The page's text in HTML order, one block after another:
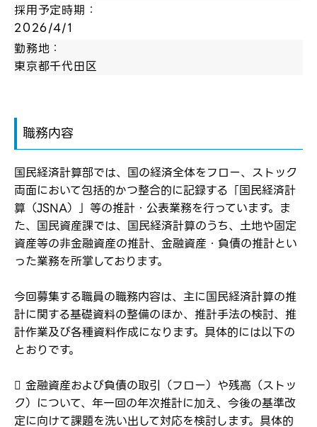
採用予定時期：
2026/4/1
勤務地：
東京都千代田区
職務内容
国民経済計算部では、国の経済全体をフロー、ストック
両面において包括的かつ整合的に記録する「国民経済計
算（JSNA）」等の推計・公表業務を行っています。ま
た、国民資産課では、国民経済計算のうち、土地や固定
資産等の非金融資産の推計、金融資産・負債の推計とい
った業務を所掌しております。
今回募集する職員の職務内容は、主に国民経済計算の推
計に関する基礎資料の整備のほか、推計手法の検討、推
計作業及び各種資料作成になります。具体的には以下の
とおりです。
 金融資産および負債の取引（フロー）や残高（ストッ
ク）について、年一回の年次推計に加え、今後の基準改
定に向けて課題を洗い出して対応を検討します。具体的